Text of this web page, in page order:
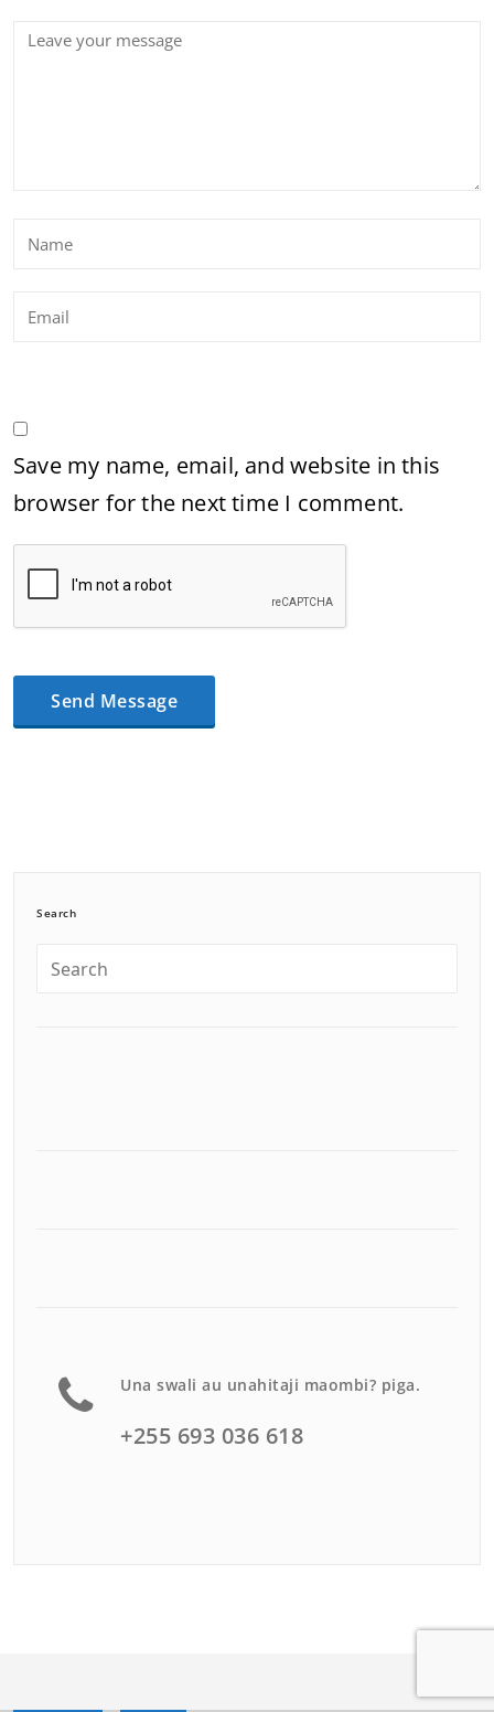
Save my name, email, and website in this
browser for the next time I comment.
Search
Una swali au unahitaji maombi? piga.
+255 693 036 618